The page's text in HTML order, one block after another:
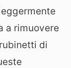
a rimuovere
di